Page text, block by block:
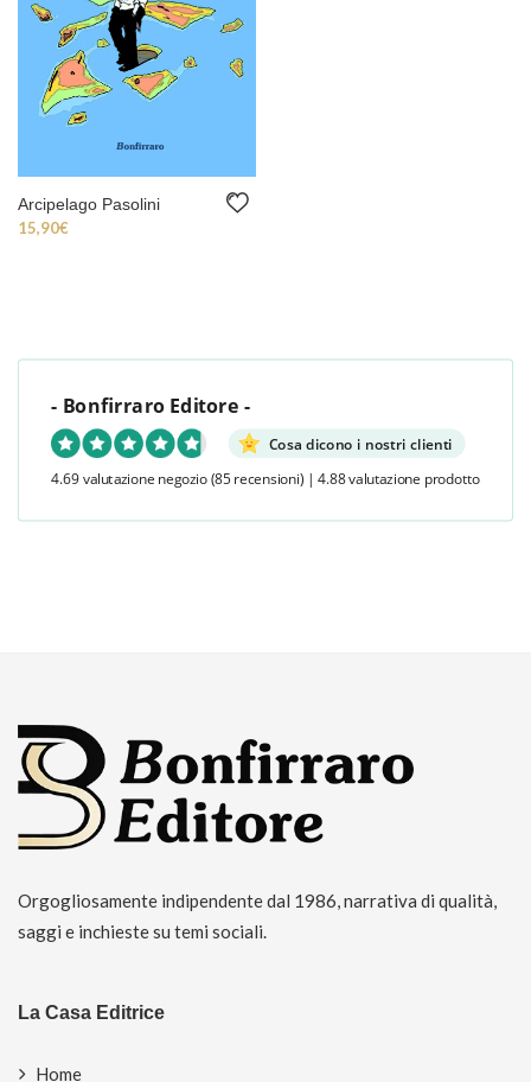
Arcipelago Pasolini
15,90€
- Bonfirraro Editore -
Cosa dicono i nostri clienti
4.69 valutazione negozio (85 recensioni) | 4.88 valutazione prodotto
Orgogliosamente indipendente dal 1986, narrativa di qualità,
saggi e inchieste su temi sociali.
La Casa Editrice
Home